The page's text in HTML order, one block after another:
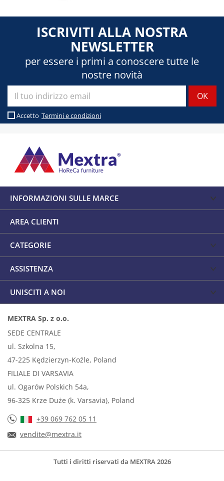
ISCRIVITI ALLA NOSTRA
NEWSLETTER
per essere i primi a conoscere tutte le
nostre novità
Accetto Termini e condizioni
INFORMAZIONI SULLE MARCE
AREA CLIENTI
CATEGORIE
ASSISTENZA
UNISCITI A NOI
MEXTRA Sp. z o.o.
SEDE CENTRALE
ul. Szkolna 15,
47-225 Kędzierzyn-Koźle, Poland
FILIALE DI VARSAVIA
ul. Ogarów Polskich 54a,
96-325 Krze Duże (k. Varsavia), Poland
+39 069 762 05 11
vendite@mextra.it
Tutti i diritti riservati da MEXTRA 2026